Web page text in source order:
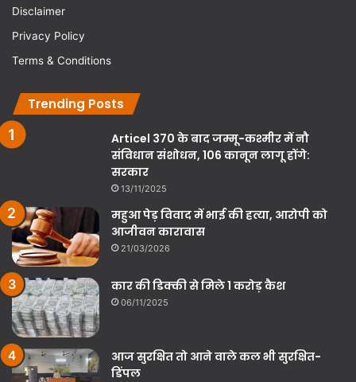
Disclaimer
Privacy Policy
Terms & Conditions
Trending Posts
Articel 370 के बाद जम्मू-कश्मीर में नौ
संविधान संशोधन, 106 कानून लागू होंगे:
सरकार
13/11/2025
महुआ पेड़ विवाद में भाई की हत्या, आरोपी को
आजीवन कारावास
21/03/2026
कार की डिक्की से मिले 1 करोड़ कैश
06/11/2025
आज सुरक्षित तो आने वाले कल भी सुरक्षित-
डिंपल